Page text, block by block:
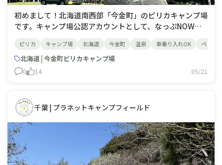
初めまして！北海道南西部「今金町」のピリカキャンプ場
です。キャンプ場公認アカウントとして、なっぷNOWで
リカキャンプ場をご利用になったことが無い方は、ぜひご
都合のよろしい時に遊びに来てくださいね！ご来場いただ
いたことがある方は、ぜひその時の様子やご
ピリカ キャンプ場 北海道 今金町 温泉 車乗り入れOK ペット
北海道 | 今金町ピリカキャンプ場
0 14 05/21
千葉 | プラネットキャンプフィールド